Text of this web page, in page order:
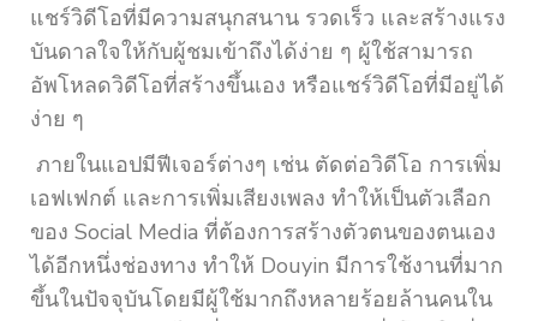
แชร์วิดีโอที่มีความสนุกสนาน รวดเร็ว และสร้างแรง
บันดาลใจให้กับผู้ชมเข้าถึงได้ง่าย ๆ ผู้ใช้สามารถ
อัพโหลดวิดีโอที่สร้างขึ้นเอง หรือแชร์วิดีโอที่มีอยู่ได้
ง่าย ๆ
ภายในแอปมีฟีเจอร์ต่างๆ เช่น ตัดต่อวิดีโอ การเพิ่ม
เอฟเฟกต์ และการเพิ่มเสียงเพลง ทำให้เป็นตัวเลือก
ของ Social Media ที่ต้องการสร้างตัวตนของตนเอง
ได้อีกหนึ่งช่องทาง ทำให้ Douyin มีการใช้งานที่มาก
ขึ้นในปัจจุบันโดยมีผู้ใช้มากถึงหลายร้อยล้านคนใน